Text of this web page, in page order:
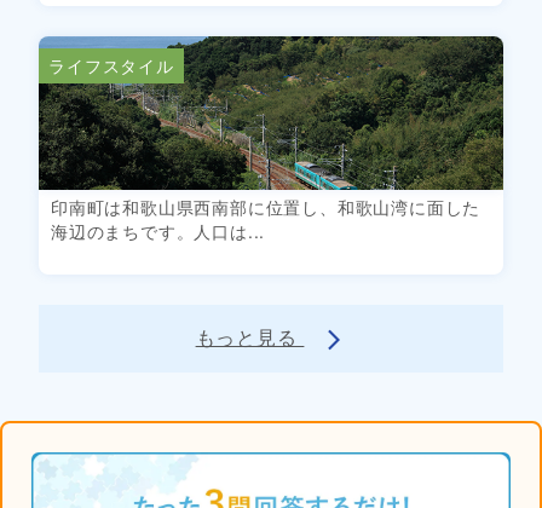
ライフスタイル
印南町は和歌山県西南部に位置し、和歌山湾に面した
海辺のまちです。人口は...
もっと見る arrow_forward_ios